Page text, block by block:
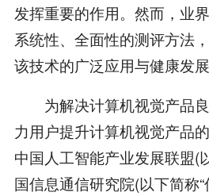
发挥重要的作用。然而，业
系统性、全面性的测评方法
该技术的广泛应用与健康发展
为解决计算机视觉产品良
力用户提升计算机视觉产品
中国人工智能产业发展联盟(
国信息通信研究院(以下简称